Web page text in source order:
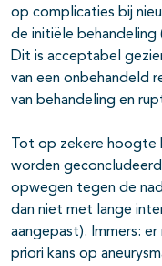
op complicaties bij
de initiële
Dit is acceptabel
van een onbehandeld
van behandeling en
Tot op zekere hoogte
worden
opwegen tegen de
dan niet met lange
aangepast). Immers:
priori kans op